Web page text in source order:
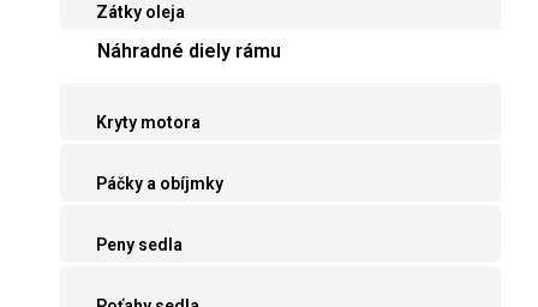
Zátky oleja
Náhradné diely rámu
Kryty motora
Páčky a obíjmky
Peny sedla